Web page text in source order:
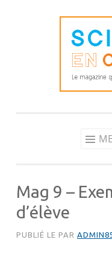
Mag 9 –
d’élève
PUBLIÉ LE PAR